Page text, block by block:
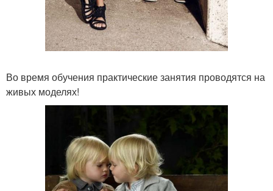
Во время обучения практические занятия проводятся на
живых моделях!